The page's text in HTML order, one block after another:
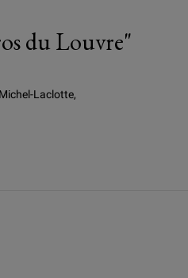
du Louvre"
Laclotte,